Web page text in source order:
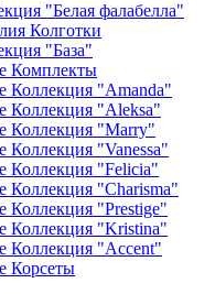
"Белая фалабелла"
Колготки
"База"
Комплекты
Коллекция "Amanda"
Коллекция "Aleksa"
Коллекция "Marry"
Коллекция "Vanessa"
Коллекция "Felicia"
Коллекция "Charisma"
Коллекция "Prestige"
Коллекция "Kristina"
Коллекция "Accent"
Корсеты